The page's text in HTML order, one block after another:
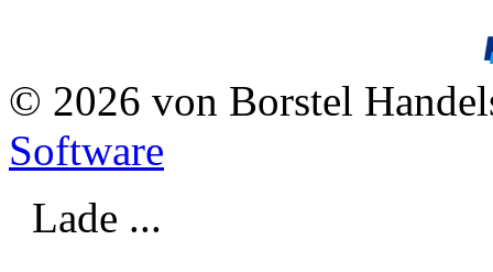
© 2026 von Borstel
Software
Lade ...